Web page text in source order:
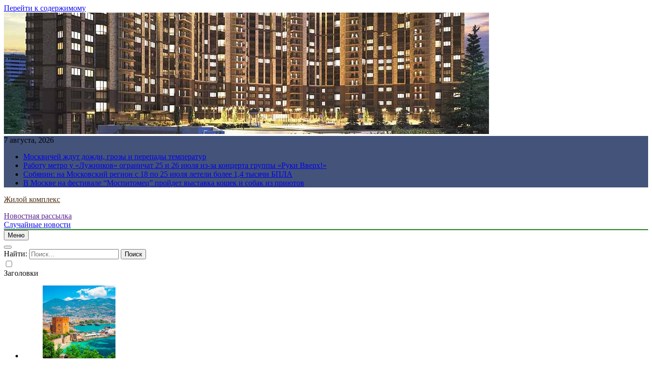
Перейти к содержимому
7 августа, 2026
Москвичей ждут дожди, грозы и перепады температур
Работу метро у «Лужников» ограничат 25 и 26 июля из-за концерта группы «Руки Вверх!»
Собянин: на Московский регион с 18 по 25 июля летели более 1,4 тысячи БПЛА
В Москве на фестивале “Моспитомец” пройдет выставка кошек и собак из приютов
Жилой комплекс
Новостная рассылка
Случайные новости
Меню
Найти:
Заголовки